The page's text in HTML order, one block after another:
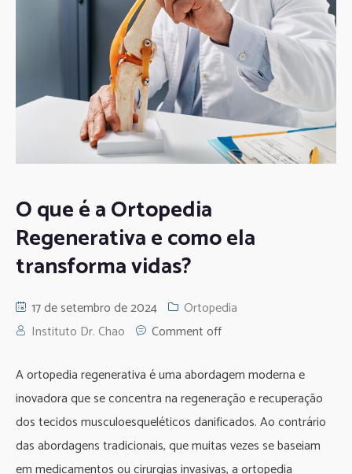
O que é a Ortopedia
Regenerativa e como ela
transforma vidas?
17 de setembro de 2024
Ortopedia
Instituto Dr. Chao
Comment off
A ortopedia regenerativa é uma abordagem moderna e
inovadora que se concentra na regeneração e recuperação
dos tecidos musculoesqueléticos danificados. Ao contrário
das abordagens tradicionais, que muitas vezes se baseiam
em medicamentos ou cirurgias invasivas, a ortopedia